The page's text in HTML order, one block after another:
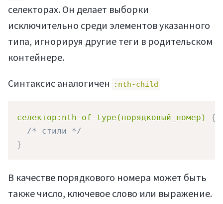
селекторах. Он делает выборки
исключительно среди элементов указанного
типа, игнорируя другие теги в родительском
контейнере.
Синтаксис аналогичен :nth-child
селектор:nth-of-type(порядковый_номер)
{
/* стили */
}
В качестве порядкового номера может быть
также число, ключевое слово или выражение.